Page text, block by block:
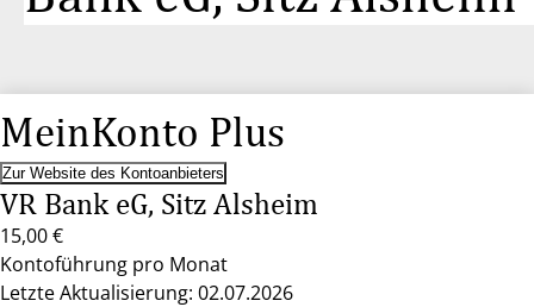
MeinKonto Plus
Zur Website des Kontoanbieters
VR Bank eG, Sitz Alsheim
15,00 €
Kontoführung pro Monat
Letzte Aktualisierung: 02.07.2026